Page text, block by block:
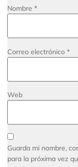
Nombre *
Correo electrónico *
Web
Guarda mi nombre,
para la próxima vez